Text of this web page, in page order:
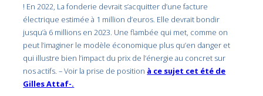
! En 2022, La fonderie devrait s’acquitter d’une facture
électrique estimée à 1 million d’euros. Elle devrait bondir
jusqu’à 6 millions en 2023. Une flambée qui met, comme on
peut l’imaginer le modèle économique plus qu’en danger et
qui illustre bien l’impact du prix de l’énergie au concret sur
nos actifs. – Voir la prise de position à ce sujet cet été de
Gilles Attaf-.